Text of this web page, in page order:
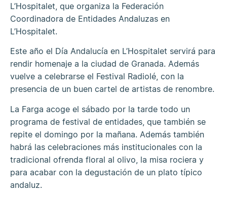
L’Hospitalet, que organiza la Federación
Coordinadora de Entidades Andaluzas en
L’Hospitalet.
Este año el Día Andalucía en L’Hospitalet servirá para
rendir homenaje a la ciudad de Granada. Además
vuelve a celebrarse el Festival Radiolé, con la
presencia de un buen cartel de artistas de renombre.
La Farga acoge el sábado por la tarde todo un
programa de festival de entidades, que también se
repite el domingo por la mañana. Además también
habrá las celebraciones más institucionales con la
tradicional ofrenda floral al olivo, la misa rociera y
para acabar con la degustación de un plato típico
andaluz.